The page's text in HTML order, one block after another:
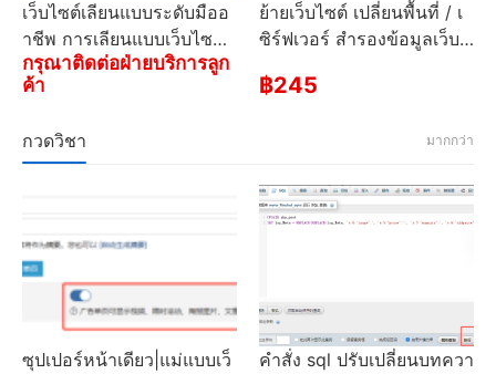
เว็บไซต์เลียนแบบระดับมืออ
าชีพ การเลียนแบบเว็บไซต์ข
ององค์กร การออกแบบเว็บ
การแก้ไขเว็บไซต์
กรุณาติดต่อฝ่ายบริการลูก
ค้า
ย้ายเว็บไซต์ เปลี่ยนพื้นที่ / เ
ซิร์ฟเวอร์ สํารองข้อมูลเว็บไ
฿245
กวดวิชา มากกว่า
ซุปเปอร์หน้าเดียว|แม่แบบเว็ คําสั่ง sql ปรับเปลี่ยนบทควา